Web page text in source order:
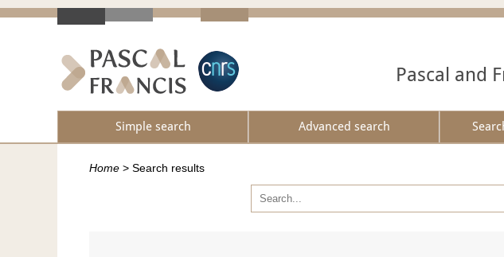
Pascal and
Simple search Advanced search
Home > Search results